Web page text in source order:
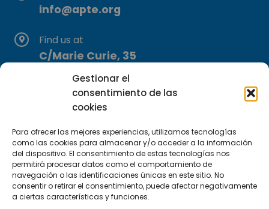
Gestionar el
consentimiento de las
cookies
Para ofrecer las mejores experiencias, utilizamos tecnologías
como las cookies para almacenar y/o acceder a la información
del dispositivo. El consentimiento de estas tecnologías nos
permitirá procesar datos como el comportamiento de
navegación o las identificaciones únicas en este sitio. No
consentir o retirar el consentimiento, puede afectar negativamente
a ciertas características y funciones.
info@apte.org
Find us at
C/Marie Curie, 35
29590 Campanillas, Málaga
Subscribe to our Newsletter
SUBSCRIBE HERE